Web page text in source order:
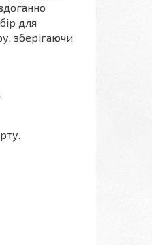
для
зберігаючи